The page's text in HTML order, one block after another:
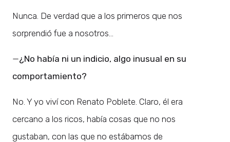
Nunca. De verdad que a los primeros que nos
sorprendió fue a nosotros…
—¿No había ni un indicio, algo inusual en su
comportamiento?
No. Y yo viví con Renato Poblete. Claro, él era
cercano a los ricos, había cosas que no nos
gustaban, con las que no estábamos de